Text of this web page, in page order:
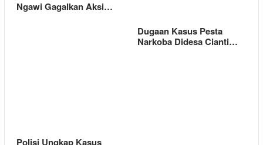
Ngawi Gagalkan Aksi…
Dugaan Kasus Pesta
Narkoba Didesa Cianti…
Polisi Ungkap Kasus